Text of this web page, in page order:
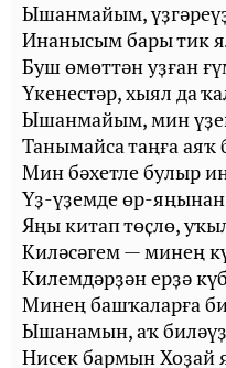
Ышанмайым,
Инанысым бары тик
Буш өмөттән уҙған
Үкенестәр, хыял да
Ышанмайым, мин
Танымайса таңға аяҡ
Мин бәхетле булыр
Үҙ-үҙемде өр-
Яңы китап төҫлө,
Киләсәгем — минең
Килемдәрҙән ерҙә
Минең башҡаларға
Ышанамын, аҡ
Нисек бармын Хоҙай